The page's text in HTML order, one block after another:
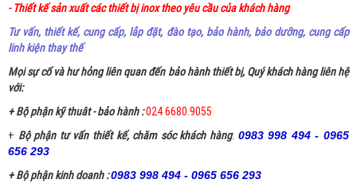
- Thiết kế sản xuất các thiết bị inox theo yêu cầu của khách hàng
Tư vấn, thiết kế, cung cấp, lắp đặt, đào tạo, bảo hành, bảo dưỡng, cung cấp
linh kiện thay thế
Mọi sự cố và hư hỏng liên quan đến bảo hành thiết bị, Quý khách hàng liên hệ
với:
+ Bộ phận kỹ thuât - bảo hành :024 6680.9055
+ Bộ phận tư vấn thiết kế, chăm sóc khách hàng: 0983 998 494 - 0965
656 293
+ Bộ phận kinh doanh :0983 998 494 - 0965 656 293